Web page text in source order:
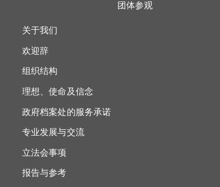
团体参观
关于我们
欢迎辞
组织结构
理想、使命及信念
政府档案处的服务承诺
专业发展与交流
立法会事项
报告与参考